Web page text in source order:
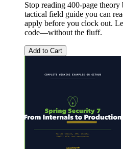
Stop reading 400-page
tactical field guide you can
apply before you clock out.
code—without the fluff.
Add to Cart